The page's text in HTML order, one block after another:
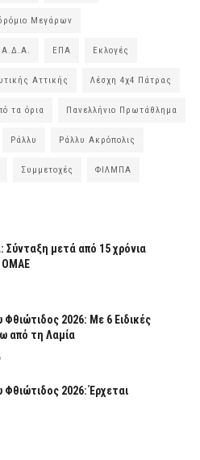
Μεγάρων
ΕΠΑ Εκλογές
Αττικής Λέσχη 4χ4 Πάτρας
τα όρια Πανελλήνιο Πρωτάθλημα
Ράλλυ Ράλλυ Ακρόπολις
Συμμετοχές ΦΙΛΜΠΑ
Σύνταξη μετά από 15 χρόνια
ΟΜΑΕ
Φθιώτιδος 2026: Με 6 Ειδικές
από τη Λαμία
Φθιώτιδος 2026: Έρχεται